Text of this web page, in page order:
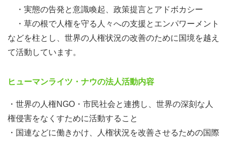
・実態の告発と意識喚起、政策提言とアドボカシー
・草の根で人権を守る人々への支援とエンパワーメント
などを柱とし、世界の人権状況の改善のために国境を越え
て活動しています。
ヒューマンライツ・ナウの法人活動内容
・世界の人権NGO・市民社会と連携し、世界の深刻な人
権侵害をなくすために活動すること
・国連などに働きかけ、人権状況を改善させるための国際